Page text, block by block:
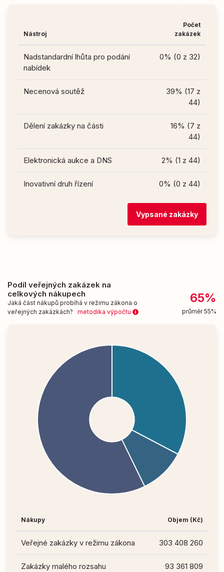
Nástroj
Počet
zakázek
Nadstandardní lhůta pro podání
nabídek
0% (0 z 32)
Necenová soutěž
39% (17 z
44)
Dělení zakázky na části
16% (7 z
44)
Elektronická aukce a DNS 2% (1 z 44)
Inovativní druh řízení 0% (0 z 44)
Vypsané zakázky
Podíl veřejných zakázek na
celkových nákupech
Jaká část nákupů probíhá v režimu zákona o
veřejných zakázkách? metodika výpočtu
65%
průměr 55%
Nákupy Objem (Kč)
Veřejné zakázky v režimu zákona 303 408 260
Zakázky malého rozsahu 93 361 809